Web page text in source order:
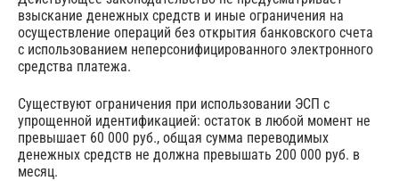
взыскание денежных средств и иные ограничения на
осуществление операций без открытия банковского счета
с использованием неперсонифицированного электронного
средства платежа.
Существуют ограничения при использовании ЭСП с
упрощенной идентификацией: остаток в любой момент не
превышает 60 000 руб., общая сумма переводимых
денежных средств не должна превышать 200 000 руб. в
месяц.